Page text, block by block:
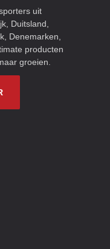
uit
Duitsland,
Denemarken,
producten
groeien.